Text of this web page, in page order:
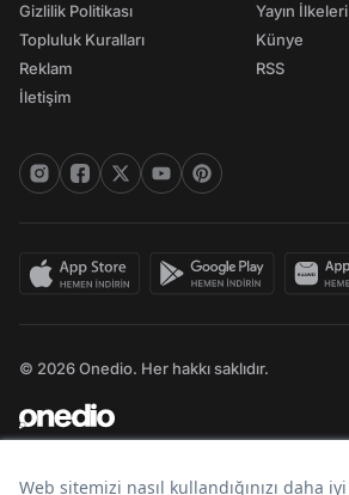
Gizlilik Politikası
Topluluk Kuralları
Reklam
İletişim
Yayın İlkeleri
Künye
RSS
© 2026 Onedio. Her hakkı saklıdır.